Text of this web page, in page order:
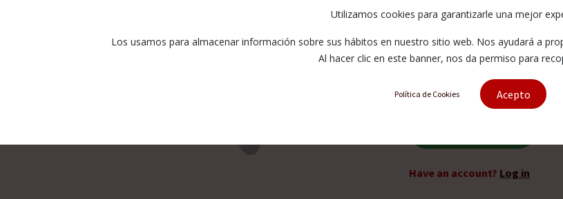
D4.0 mm CP
71712336
Have an account? Log in
Utilizamos cookies para garantizarle una mejor
Los usamos para almacenar información sobre sus hábitos en nuestro sitio web. Nos ayudará a
Al hacer clic en este banner, nos da permiso para
Política de Cookies Acepto